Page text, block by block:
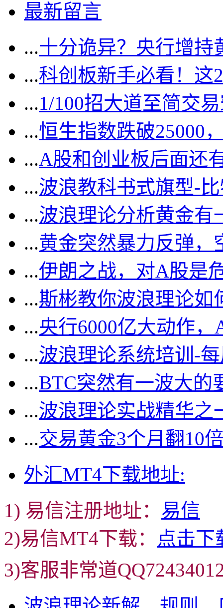
最新留言
...十分诡异？央行增持
...科创板新手必看！这
...1/100招大道至简交
...恒生指数跌破25000
...A股和创业板后面还
...波浪教科书式旗型-
...波浪理论分析黄金有
...黄金突然暴力反弹，
...伊朗之战，对A股是
...斯彬教你波浪理论如
...央行6000亿大动作
...波浪理论系统培训-
...BTC突然有一波大的
...波浪理论实战精华
...交易黄金3个月翻10
外汇MT4下载地址:
1) 易信注册地址： 易信
2)易信MT4下载： 点击下
3)客服非常道